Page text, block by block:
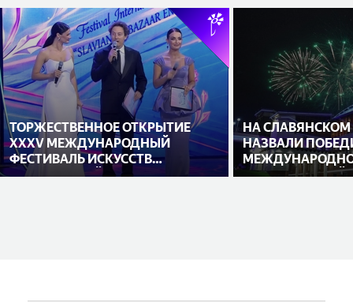
ТОРЖЕСТВЕННОЕ ОТКРЫТИЕ
XXXV МЕЖДУНАРОДНЫЙ
ФЕСТИВАЛЬ ИСКУССТВ
«СЛАВЯНСКИЙ БАЗАР В
НА СЛАВЯНСКОМ
НАЗВАЛИ
ИСПОЛНИТЕЛЕЙ